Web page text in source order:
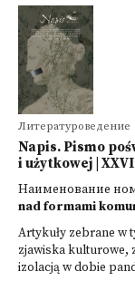
Литературоведение
Napis. Pismo
i użytkowej |
Наименование
nad formami
Artykuły zebrane w
zjawiska kulturowe,
izolacją w dobie